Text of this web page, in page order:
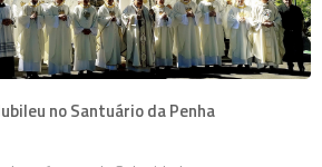
no Santuário da Penha